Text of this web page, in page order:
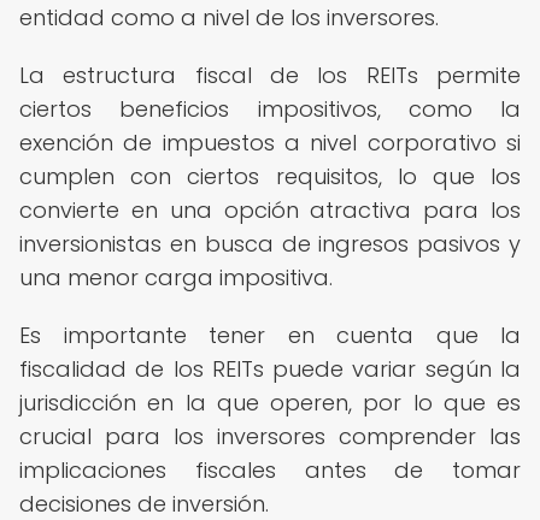
entidad como a nivel de los inversores.
La estructura fiscal de los REITs permite
ciertos beneficios impositivos, como la
exención de impuestos a nivel corporativo si
cumplen con ciertos requisitos, lo que los
convierte en una opción atractiva para los
inversionistas en busca de ingresos pasivos y
una menor carga impositiva.
Es importante tener en cuenta que la
fiscalidad de los REITs puede variar según la
jurisdicción en la que operen, por lo que es
crucial para los inversores comprender las
implicaciones fiscales antes de tomar
decisiones de inversión.